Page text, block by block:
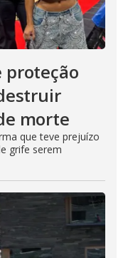
proteção
morte
que teve prejuízo
grife serem